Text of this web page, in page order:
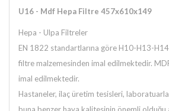
U16 - Mdf Hepa Filtre 457x610x149
Hepa - Ulpa Filtreler
EN 1822 standartlarına göre H10-H13-
filtre malzemesinden imal edilmektedir.
imal edilmektedir.
Hastaneler, ilaç üretim tesisleri,